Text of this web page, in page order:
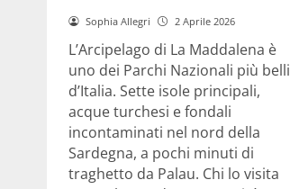
Sophia Allegri 2 Aprile 2026
L’Arcipelago di La Maddalena è
uno dei Parchi Nazionali più belli
d’Italia. Sette isole principali,
acque turchesi e fondali
incontaminati nel nord della
Sardegna, a pochi minuti di
traghetto da Palau. Chi lo visita